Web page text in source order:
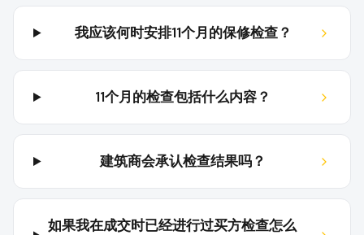
我应该何时安排11个月的保修检查？
11个月的检查包括什么内容？
建筑商会承认检查结果吗？
如果我在成交时已经进行过买方检查怎么